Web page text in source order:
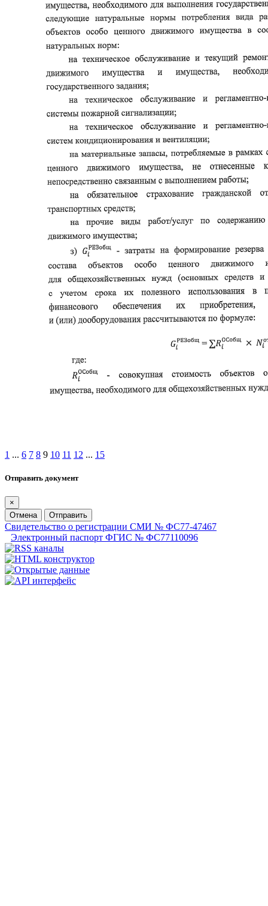
1 ... 6 7 8 9 10 11 12 ... 15
Отправить документ
×
Отмена
Отправить
Свидетельство о регистрации СМИ № ФС77-47467
Электронный паспорт ФГИС № ФС77110096